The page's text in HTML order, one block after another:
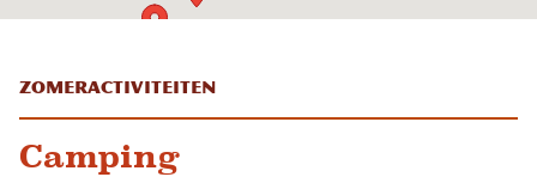
Zomeractiviteiten
Camping